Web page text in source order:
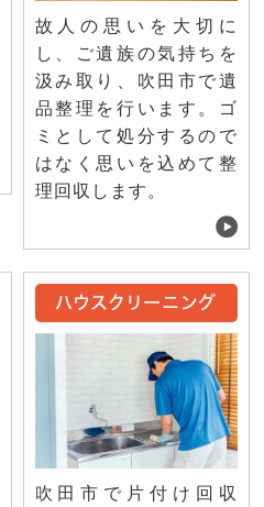
故人の思いを大切に
し、ご遺族の気持ちを
汲み取り、吹田市で遺
品整理を行います。ゴ
ミとして処分するので
はなく思いを込めて整
理回収します。
ハウスクリーニング
吹田市で片付け回収